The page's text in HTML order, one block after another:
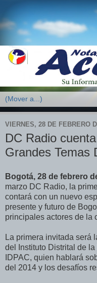
VIERNES, 28 DE FEBRERO
DC Radio
Grandes Temas
Bogotá, 28 de febrero
marzo DC Radio, la
contará con un nuevo
presente y futuro de
principales actores de la
La primera invitada será
del Instituto Distrital de
IDPAC, quien hablará
del 2014 y los desafíos